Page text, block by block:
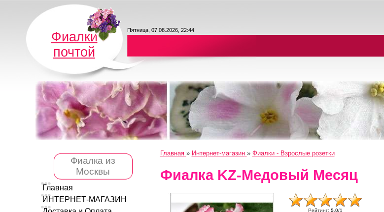
Фиалки
почтой
Пятница, 07.08.2026, 22:44
Фиалка из
Москвы
Главная
ИНТЕРНЕТ-МАГАЗИН
Главная » Интернет-магазин » Фиалки - Взрослые розетки
Фиалка KZ-Медовый Месяц
Рейтинг: 5.0/1